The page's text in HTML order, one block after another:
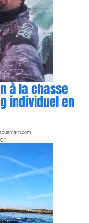
à la chasse
individuel en